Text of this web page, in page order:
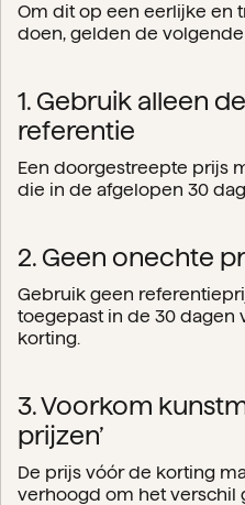
Om dit op een eerlijke en
doen, gelden de volgende
1. Gebruik alleen
referentie
Een doorgestreepte prijs
die in de afgelopen 30
2. Geen onechte
Gebruik geen
toegepast in de 30 dagen
korting.
3. Voorkom
prijzen’
De prijs vóór de korting
verhoogd om het verschil